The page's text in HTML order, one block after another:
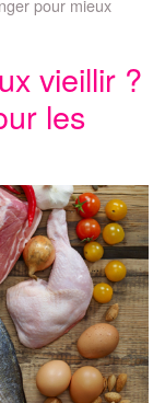
pour mieux
vieillir ?
les